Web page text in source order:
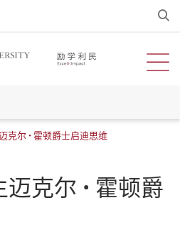
开
克尔 • 霍顿爵士启迪思维
克尔 • 霍顿爵